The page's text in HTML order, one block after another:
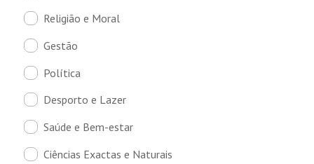
Religião e Moral
Gestão
Política
Desporto e Lazer
Saúde e Bem-estar
Ciências Exactas e Naturais